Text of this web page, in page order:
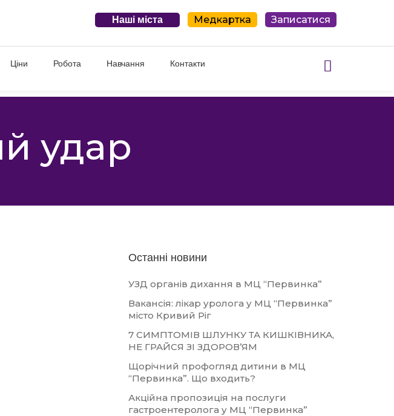
Наші міста Медкартка Записатися
Ціни Робота Навчання Контакти
удар
Останні новини
УЗД органів дихання в МЦ “Первинка”
Вакансія: лікар уролога у МЦ “Первинка”
місто Кривий Ріг
7 СИМПТОМІВ ШЛУНКУ ТА КИШКІВНИКА,
НЕ ГРАЙСЯ ЗІ ЗДОРОВ’ЯМ
Щорічний профогляд дитини в МЦ
“Первинка”. Що входить?
Акційна пропозиція на послуги
гастроентеролога у МЦ “Первинка”